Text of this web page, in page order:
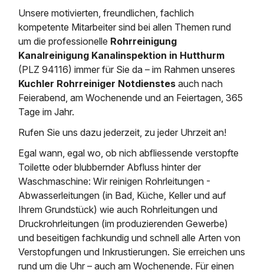
Kanalreinigung
Kanalinspektion
Grubenentleerung
24h Notdienst
Kosten Preise
Rohrreinigungsdienst
Wasserhaltung
Dükerreinigung
Entleerung und Reinigung
Regenrückhaltebecken
Grubenentleerung und
Sickerschacht Reinigung
Abfallzwischenlager
Schießstandsanierung -
Geschosssandfang
Mobile Schlamm-
Fettabscheider
Entsorgung
Saugbagger / LuftförderanlageSaugbagger für Tiefbau
Saugbagger und Pumpen
Fermenter-Entleerung
Regenrückhaltebecken
Entschlammung
Heizung / Sanitär
Tiefbau
Unternehmen
Zertifikate /
Stellenangebote
Kontakt
Unsere motivierten, freundlichen, fachlich
kompetente Mitarbeiter sind bei allen Themen rund
um die professionelle Rohrreinigung
Kanalreinigung Kanalinspektion in Hutthurm
(PLZ 94116) immer für Sie da – im Rahmen unseres
Kuchler Rohrreiniger Notdienstes auch nach
Feierabend, am Wochenende und an Feiertagen, 365
Tage im Jahr.
Rufen Sie uns dazu jederzeit, zu jeder Uhrzeit an!
Egal wann, egal wo, ob nich abfliessende verstopfte
Toilette oder blubbernder Abfluss hinter der
Waschmaschine: Wir reinigen Rohrleitungen -
Abwasserleitungen (in Bad, Küche, Keller und auf
Ihrem Grundstück) wie auch Rohrleitungen und
Druckrohrleitungen (im produzierenden Gewerbe)
und beseitigen fachkundig und schnell alle Arten von
Verstopfungen und Inkrustierungen. Sie erreichen uns
rund um die Uhr – auch am Wochenende. Für einen